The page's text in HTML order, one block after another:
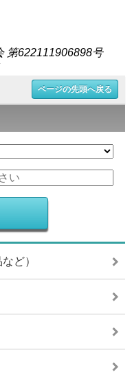
第622111906898号
ページの先頭へ戻る
ど）